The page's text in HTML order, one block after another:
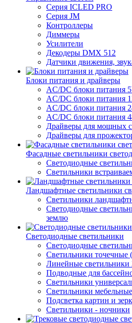
Серия ICLED PRO
Серия JM
Контроллеры
Диммеры
Усилители
Декодеры DMX 512
Датчики движения,
Блоки питания и драйверы
AC/DC блоки питания
AC/DC блоки питания
AC/DC блоки питания
AC/DC блоки питания
Драйверы для мощных
Драйверы для
Фасадные светильники
Светодиодные
Светильники
Ландшафтные светильники
Светильники
Светодиодные
землю
Светодиодные светильники
Светодиодные
Светильники точечные
Линейные светильники
Подводные для
Светильники
Светильники
Подсветка картин и
Светильники - ночники